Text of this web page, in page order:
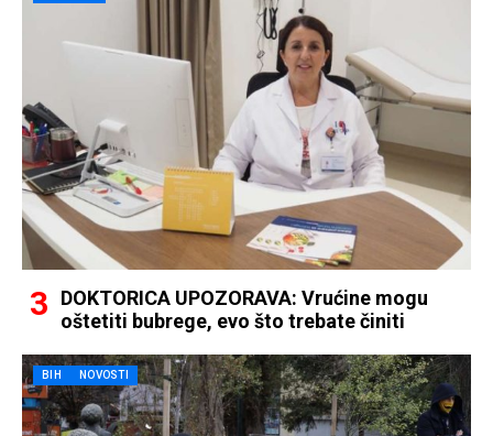
DOKTORICA UPOZORAVA: Vrućine mogu
oštetiti bubrege, evo što trebate činiti
BIH NOVOSTI